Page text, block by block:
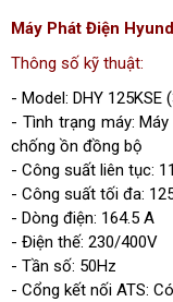
Điện áp (V)
(L/h)
Dung tích bình nhiên
Đường kínhxhành
(mm)
Trọng lượng (kg)
Máy Phát Điện
Thông số kỹ thuật:
- Model: DHY 125KSE
- Tình trạng máy:
chống ồn đồng bộ
- Công suất liên tục:
- Công suất tối đa:
- Dòng điện: 164.5 A
- Điện thế: 230/400V
- Tần số: 50Hz
- Cổng kết nối ATS: Có